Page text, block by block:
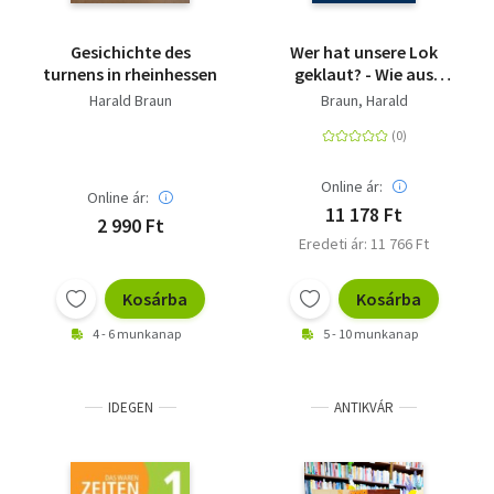
Gesichichte des
turnens in rheinhessen
Harald Braun
Online ár:
2 990 Ft
Kosárba
4 - 6 munkanap
Wer hat unsere Lok
geklaut? - Wie aus
einem Sprachkurs die
außergewöhnlichste
Deutschlands wurde.
Braun, Harald
Online ár:
11 178 Ft
Eredeti ár: 11 766 Ft
Kosárba
5 - 10 munkanap
IDEGEN ANTIKVÁR